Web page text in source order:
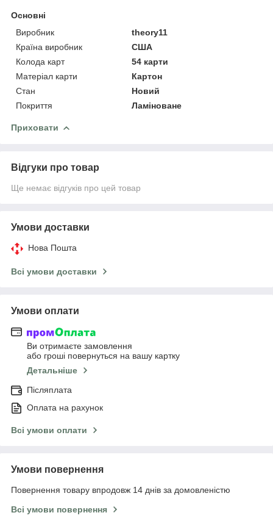
Основні
Виробник
theory11
Країна виробник
США
Колода карт
54 карти
Матеріал карти
Картон
Стан
Новий
Покриття
Ламіноване
Приховати
Відгуки про товар
Ще немає відгуків про цей товар
Умови доставки
Нова Пошта
Всі умови доставки
Умови оплати
Ви отримаєте замовлення
або гроші повернуться на вашу картку
Детальніше
Післяплата
Оплата на рахунок
Всі умови оплати
Умови повернення
Повернення товару впродовж 14 днів за домовленістю
Всі умови повернення